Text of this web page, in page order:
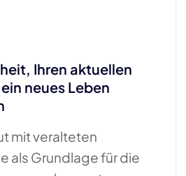
Ihren aktuellen
neues Leben
mit veralteten
als Grundlage für die